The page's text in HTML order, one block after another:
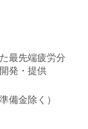
最先端疲労分
発・提供
備金除く）